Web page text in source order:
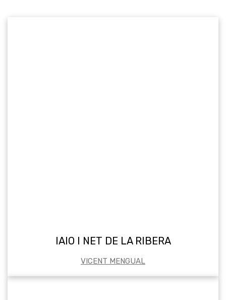
IAIO I NET DE LA RIBERA
VICENT MENGUAL